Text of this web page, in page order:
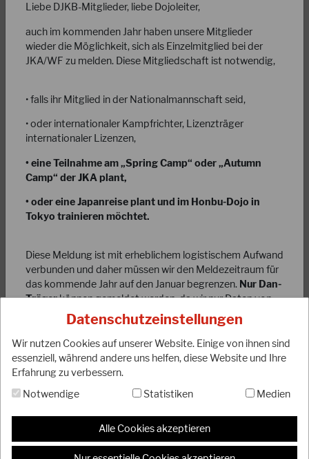
Datenschutzeinstellungen
Wir nutzen Cookies auf unserer Website. Einige von ihnen sind
essenziell, während andere uns helfen, diese Website und Ihre
Erfahrung zu verbessern.
Notwendige
Statistiken Medien
Alle Cookies akzeptieren
50 Jahre Karate in Wangen - Doppeljubiläum für
Sensei Peter Hurter „Bebbo“ (6.…
Das Präsidium des DJKB gratuliert Sensei „Bebbo“ zu
diesem herausragenden Jubiläum und bedankt sich für die
jahrzehntelange Arbeit für unseren…
WEITERLESEN
Liebe DJKB-Mitglieder, liebe Dojoleiter,
auch im kommenden Jahr haben unsere Mitglieder
wieder die Möglichkeit, sich als Einzelmitglied bei der
JKA/WF zu melden. Diese Mitgliedschaft ist notwendig,
• falls ihr Mitglied in der Nationalmannschaft seid,
• oder internationaler Kampfrichter, Lizenzträger
internationaler Lizenzen,
• eine Teilnahme am „Spring Camp“ oder „Autumn
Camp“ der JKA plant,
• oder eine Japanreise plant und im Honbu-Dojo in
Tokyo trainieren möchtet.
Diese Meldung ist mit erheblichem logistischem Aufwand
verbunden und daher müssen wir den Meldezeitraum für
das kommende Jahr auf den Januar begrenzen. Nur Dan-
Trägerkönnen gemeldet werden, da wir nur Daten von
Dan-Träger in unserer Datei führen und entsprechend
verwalten können. Diese müssen ein JKA-Dan-Diplom
Nummer nachweisen können!!! (nicht die DJKB-Diplom
Nr.)
Der eigentliche Mitgliedsbeitrag der JKA/WF beträgt 5
Euro für den Zeitraum eines Jahres. Darüber hinaus
Datenverarbeitung, Porto, etc., in Höhe von 5 Euro. Die
Interessenten müssten also10 Eurobezahlen.